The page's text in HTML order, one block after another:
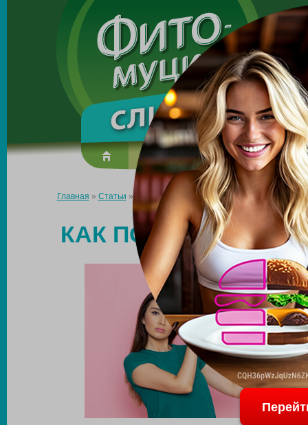
Made in the UK
О препарате Усиль эффект
Главная » Статьи »Как похудеть, если часто нервничаешь?
КАК ПОХУДЕТЬ,